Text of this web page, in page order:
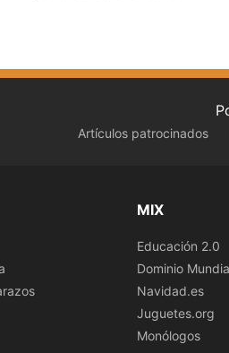
Artículos patrocinados
MIX
Educación 2.0
Dominio
Navidad.es
Juguetes.org
Monólogos